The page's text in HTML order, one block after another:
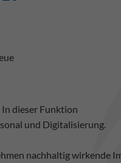
dieser Funktion
und Digitalisierung.
nachhaltig wirkende